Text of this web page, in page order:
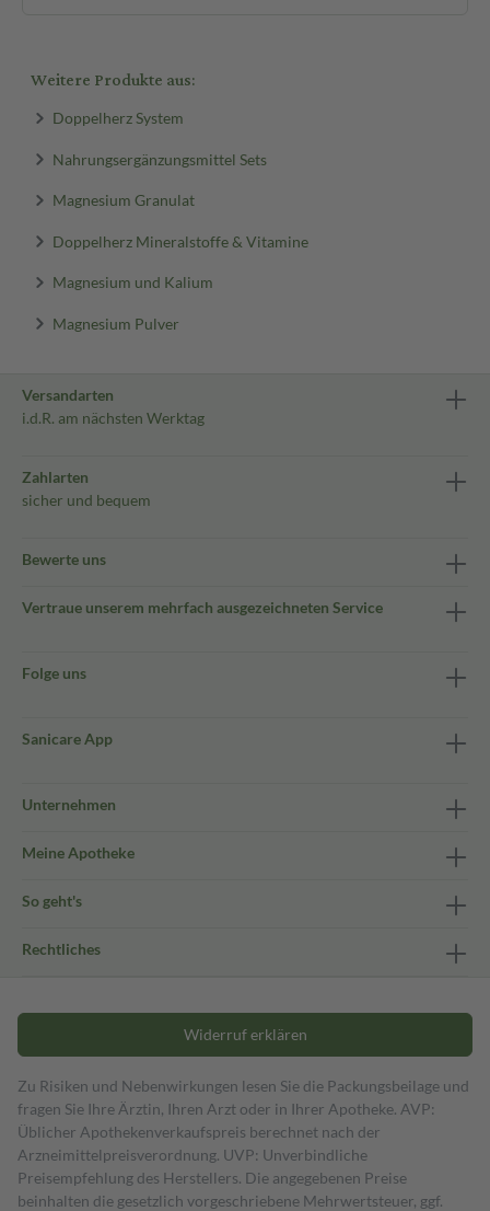
Weitere Produkte aus:
Doppelherz System
Nahrungsergänzungsmittel Sets
Magnesium Granulat
Doppelherz Mineralstoffe & Vitamine
Magnesium und Kalium
Magnesium Pulver
Versandarten
i.d.R. am nächsten Werktag
Zahlarten
sicher und bequem
Bewerte uns
Vertraue unserem mehrfach ausgezeichneten Service
Folge uns
Sanicare App
Unternehmen
Meine Apotheke
So geht's
Rechtliches
Widerruf erklären
Zu Risiken und Nebenwirkungen lesen Sie die Packungsbeilage und
fragen Sie Ihre Ärztin, Ihren Arzt oder in Ihrer Apotheke. AVP:
Üblicher Apothekenverkaufspreis berechnet nach der
Arzneimittelpreisverordnung. UVP: Unverbindliche
Preisempfehlung des Herstellers. Die angegebenen Preise
beinhalten die gesetzlich vorgeschriebene Mehrwertsteuer, ggf.